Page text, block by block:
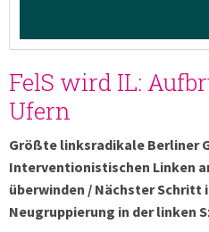
FelS wird IL:
Ufern
Größte linksradikale Berliner
Interventionistischen Linken
überwinden / Nächster Schritt
Neugruppierung in der linken